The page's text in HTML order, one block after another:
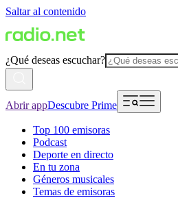
Saltar al contenido
¿Qué deseas escuchar?
Abrir appDescubre Prime
Top 100 emisoras
Podcast
Deporte en directo
En tu zona
Géneros musicales
Temas de emisoras